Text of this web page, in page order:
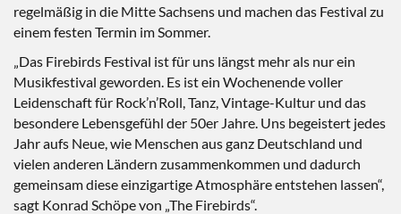
regelmäßig in die Mitte Sachsens und machen das Festival zu
einem festen Termin im Sommer.
„Das Firebirds Festival ist für uns längst mehr als nur ein
Musikfestival geworden. Es ist ein Wochenende voller
Leidenschaft für Rock’n’Roll, Tanz, Vintage-Kultur und das
besondere Lebensgefühl der 50er Jahre. Uns begeistert jedes
Jahr aufs Neue, wie Menschen aus ganz Deutschland und
vielen anderen Ländern zusammenkommen und dadurch
gemeinsam diese einzigartige Atmosphäre entstehen lassen“,
sagt Konrad Schöpe von „The Firebirds“.